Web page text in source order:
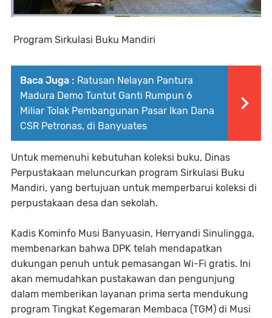
Program Sirkulasi Buku Mandiri
Baca Juga : Ratusan Nelayan Pantura
Madura Demo Tuntut Ganti Rumpun 6
Miliar Tolak Pembangunan Pasar Ikan Dana
CSR Petronas, di Banyuates
Untuk memenuhi kebutuhan koleksi buku, Dinas
Perpustakaan meluncurkan program Sirkulasi Buku
Mandiri, yang bertujuan untuk memperbarui koleksi di
perpustakaan desa dan sekolah.
Kadis Kominfo Musi Banyuasin, Herryandi Sinulingga,
membenarkan bahwa DPK telah mendapatkan
dukungan penuh untuk pemasangan Wi-Fi gratis. Ini
akan memudahkan pustakawan dan pengunjung
dalam memberikan layanan prima serta mendukung
program Tingkat Kegemaran Membaca (TGM) di Musi